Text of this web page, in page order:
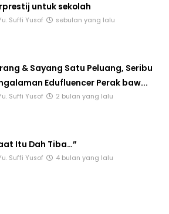
untuk sekolah
Suffi Yusof sebulan yang lalu
& Sayang Satu Peluang, Seribu
Edufluencer Perak baw...
Suffi Yusof 2 bulan yang lalu
Itu Dah Tiba…”
Suffi Yusof 4 bulan yang lalu